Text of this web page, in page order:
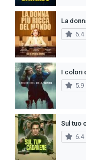
La
6.4
I colori
5.9
Sul tuo
6.4